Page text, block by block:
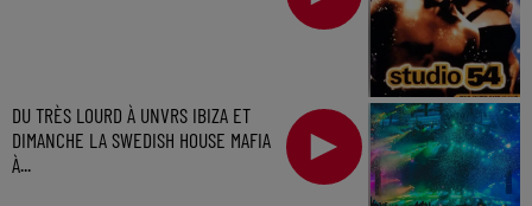
DU TRÈS LOURD À UNVRS IBIZA ET
DIMANCHE LA SWEDISH HOUSE MAFIA
À...